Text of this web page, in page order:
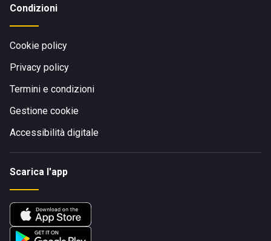
Condizioni
Cookie policy
Privacy policy
Termini e condizioni
Gestione cookie
Accessibilità digitale
Scarica l'app